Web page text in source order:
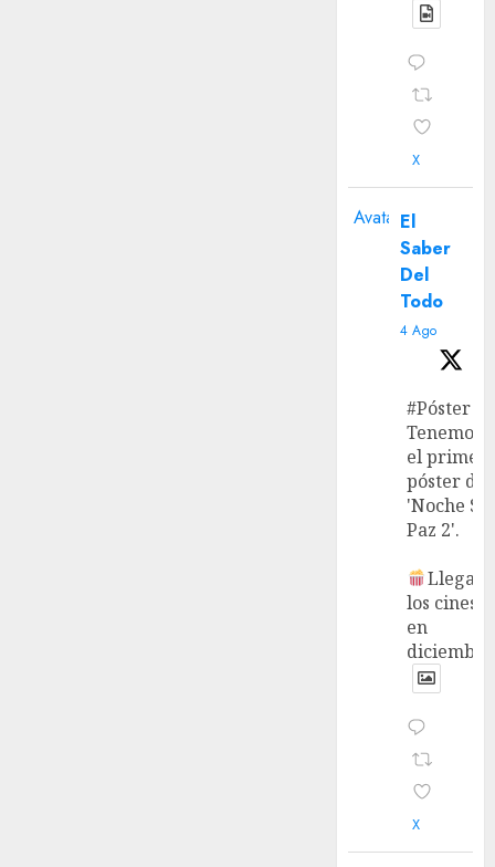
X
Avatar El
Saber
Del
Todo
4 Ago
#Póster
Tenemos
el primer
póster de
'Noche
Paz 2'.
Llega a
los cines
en
X